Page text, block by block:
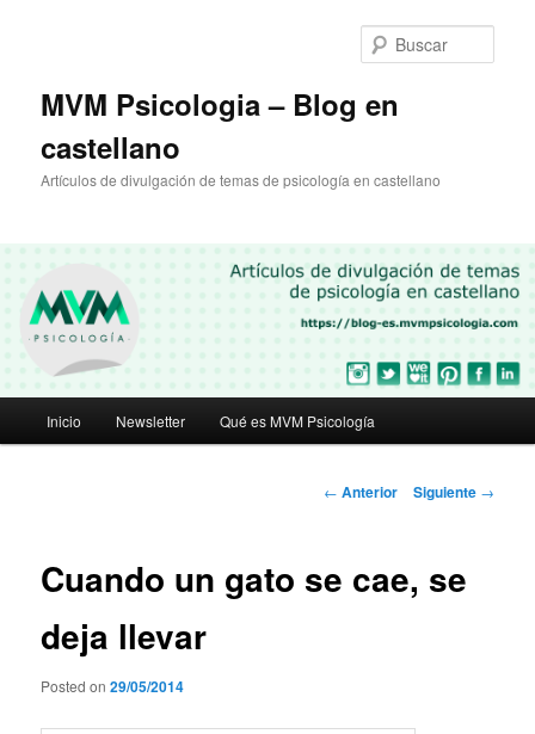
MVM Psicologia – Blog en
castellano
Artículos de divulgación de temas de psicología en castellano
principal
Inicio Newsletter Qué es MVM Psicología
Navegación
← Anterior Siguiente →
Cuando un gato se cae, se
deja llevar
Posted on29/05/2014